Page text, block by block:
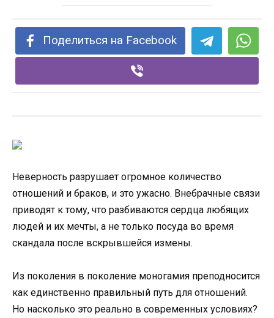
Поделиться на Facebook
Неверность разрушает огромное количество
отношений и браков, и это ужасно. Внебрачные связи
приводят к тому, что разбиваются сердца любящих
людей и их мечты, а не только посуда во время
скандала после вскрывшейся измены.
Из поколения в поколение моногамия преподносится
как единственно правильный путь для отношений.
Но насколько это реально в современных условиях?